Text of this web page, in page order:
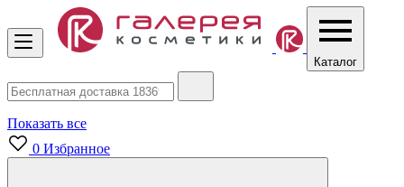
Каталог
Показать все
0 Избранное